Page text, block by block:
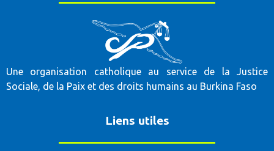
Une organisation catholique au service de la Justice
Sociale, de la Paix et des droits humains au Burkina Faso
Liens utiles